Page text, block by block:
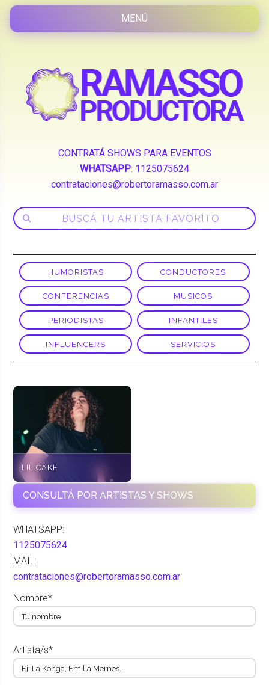
CONTRATÁ SHOWS PARA EVENTOS
WHATSAPP: 1125075624
contrataciones@robertoramasso.com.ar
HUMORISTAS CONDUCTORES
CONFERENCIAS MUSICOS
PERIODISTAS INFANTILES
INFLUENCERS SERVICIOS
LIL CAKE
CONSULTÁ POR ARTISTAS Y SHOWS
WHATSAPP:
1125075624
MAIL:
contrataciones@robertoramasso.com.ar
Nombre*
Artista/s*